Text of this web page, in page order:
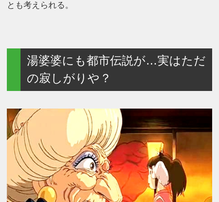
とも考えられる。
湯婆婆にも都市伝説が…実はただ
の寂しがりや？